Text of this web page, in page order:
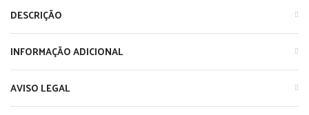
DESCRIÇÃO
INFORMAÇÃO ADICIONAL
AVISO LEGAL